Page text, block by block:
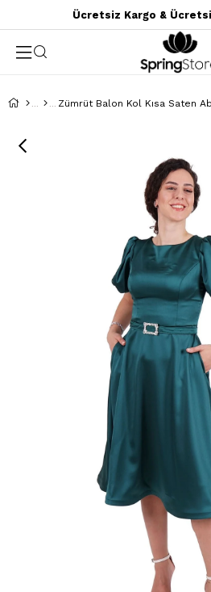
Ücretsiz Kargo &
Zümrüt Balon Kol Kısa Saten